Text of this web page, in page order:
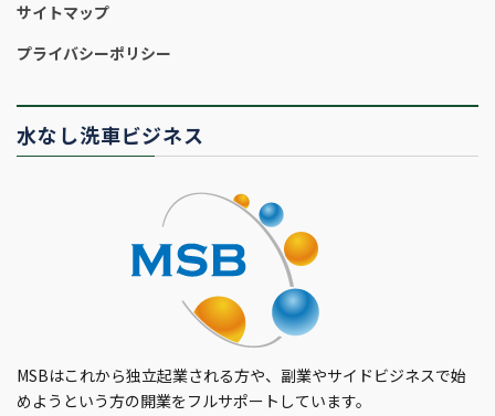
サイトマップ
プライバシーポリシー
水なし洗車ビジネス
MSBはこれから独立起業される方や、副業やサイドビジネスで始
めようという方の開業をフルサポートしています。